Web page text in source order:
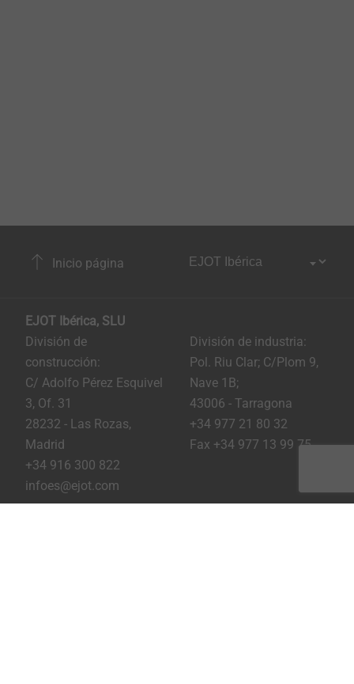
Inicio página
EJOT Ibérica, SLU
División de
construcción:
C/ Adolfo Pérez Esquivel
3, Of. 31
28232 - Las Rozas,
Madrid
+34 916 300 822
infoes@ejot.com
División de industria:
Pol. Riu Clar; C/Plom 9,
Nave 1B;
43006 - Tarragona
+34 977 21 80 32
Fax +34 977 13 99 75